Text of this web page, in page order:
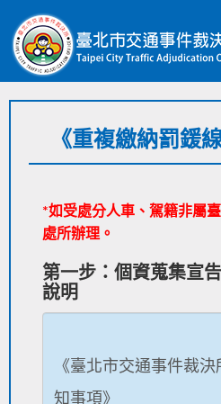
《重複繳納罰鍰
*如受處分人車、駕籍非屬
處所辦理。
第一步：個資蒐集宣
說明